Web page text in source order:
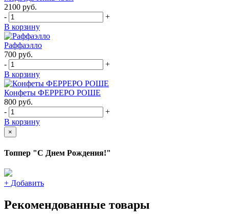
2100 руб.
-
+
В корзину
Раффаэлло
700 руб.
-
+
В корзину
Конфеты ФЕРРЕРО РОШЕ
800 руб.
-
+
В корзину
×
Топпер "С Днем Рождения!"
+ Добавить
Рекомендованные товары